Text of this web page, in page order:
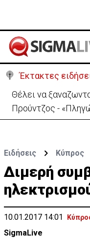
Έκτακτες
Χειροπέδες σε
Μαχαίρωσε στο
Ειδήσεις Κύπρος
Διμερή
10.01.2017 14:01
SigmaLive